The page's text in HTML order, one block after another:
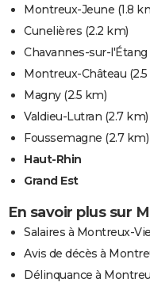
Montreux-Jeune (1.8
Cunelières (2.2 km)
Chavannes-sur-l'Étang
Montreux-Château
Magny(2.5 km)
Valdieu-Lutran (2.7 km)
Foussemagne (2.7 km)
Haut-Rhin
Grand Est
En savoir plus sur
Salaires à Montreux-
Avis de décès à
Délinquance à